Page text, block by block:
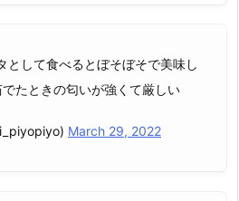
として食べるとぼそぼそで美味し
たときの匂いが強くて厳しい
March 29, 2022